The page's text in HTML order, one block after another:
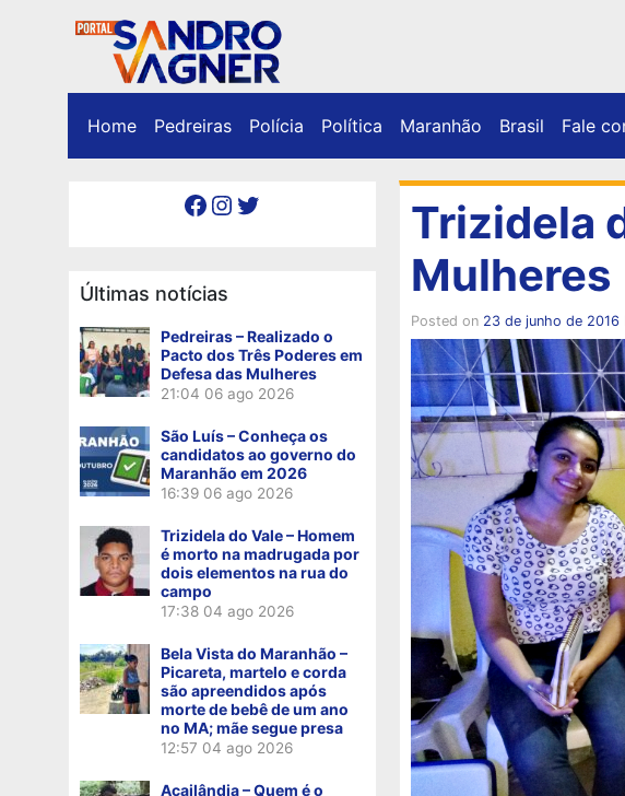
Home Pedreiras Polícia Política Maranhão Brasil Fale
Facebook Instagram Twitter
Últimas notícias
Pedreiras – Realizado o
Pacto dos Três Poderes em
Defesa das Mulheres
21:04 06 ago 2026
São Luís – Conheça os
candidatos ao governo do
Maranhão em 2026
16:39 06 ago 2026
Trizidela do Vale – Homem
é morto na madrugada por
dois elementos na rua do
campo
17:38 04 ago 2026
Bela Vista do Maranhão –
Picareta, martelo e corda
são apreendidos após
morte de bebê de um ano
no MA; mãe segue presa
12:57 04 ago 2026
Açailândia – Quem é o
Trizidela
Mulheres
Posted on 23 de junho de 2016